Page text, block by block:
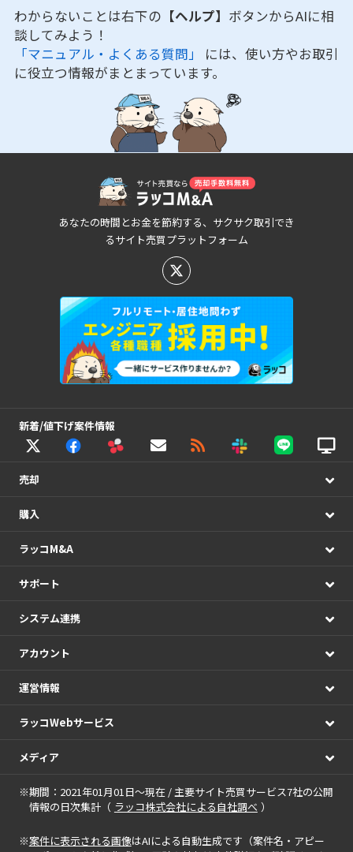
わからないことは右下の 【ヘルプ】 ボタンからAIに相
談してみよう！
「マニュアル・よくある質問」 には、使い方やお取引
に役立つ情報がまとまっています。
あなたの時間とお金を節約する、サクサク取引でき
るサイト売買プラットフォーム
新着/値下げ案件情報
売却
購入
ラッコM&A
サポート
システム連携
アカウント
運営情報
ラッコWebサービス
メディア
※期間：2021年01月01日～現在 / 主要サイト売買サービス7社の公開
情報の日次集計（ ラッコ株式会社による自社調べ ）
※案件に表示される画像はAIによる自動生成です（案件名・アピー